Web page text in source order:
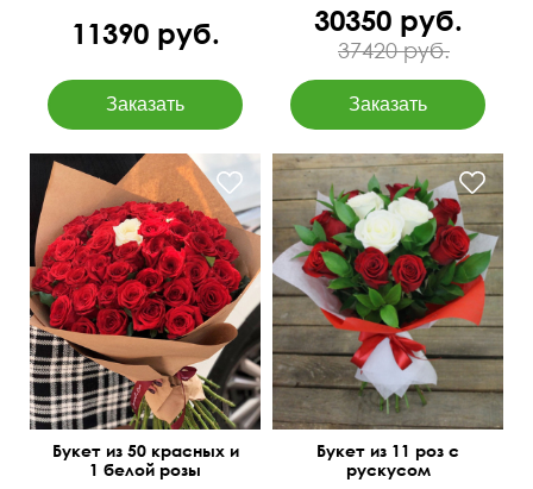
11390 руб. 30350 руб.
37420 руб.
Всегда в наличии
Букет из 50 красных и
1 белой розы
Двойной фетр
50 см
40 см
Букет из 11 роз с
рускусом